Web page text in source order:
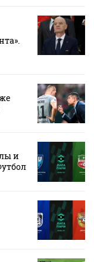
и